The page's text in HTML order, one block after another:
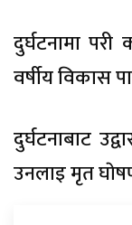
दुर्घटनामा
वर्षीय विकास
दुर्घटनाबाट
उनलाइ मृत